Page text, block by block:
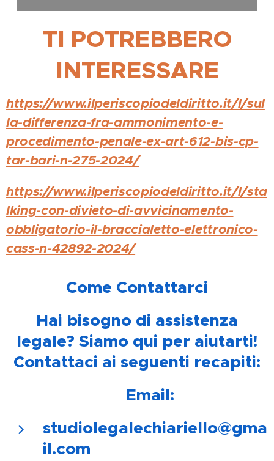
TI POTREBBERO
INTERESSARE
https://www.ilperiscopiodeldiritto.it/l/sul
la-differenza-fra-ammonimento-e-
procedimento-penale-ex-art-612-bis-cp-
tar-bari-n-275-2024/
https://www.ilperiscopiodeldiritto.it/l/sta
lking-con-divieto-di-avvicinamento-
obbligatorio-il-braccialetto-elettronico-
cass-n-42892-2024/
Come Contattarci
Hai bisogno di assistenza
legale? Siamo qui per aiutarti!
Contattaci ai seguenti recapiti:
Email:
studiolegalechiariello@gma
il.com